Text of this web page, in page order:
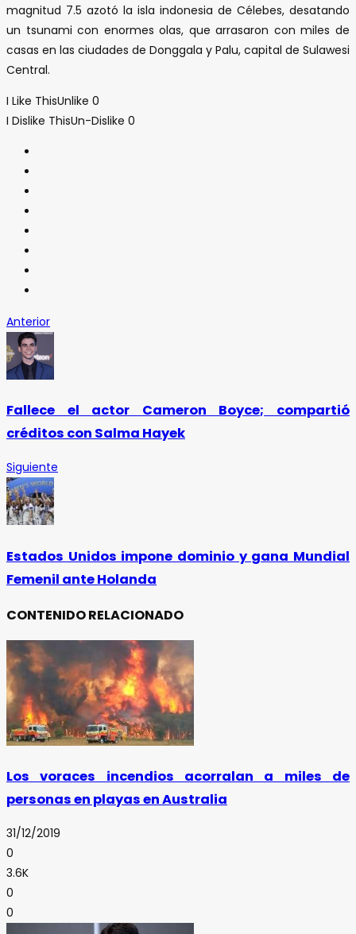
magnitud 7.5 azotó la isla indonesia de Célebes, desatando
un tsunami con enormes olas, que arrasaron con miles de
casas en las ciudades de Donggala y Palu, capital de Sulawesi
Central.
I Like ThisUnlike 0
I Dislike ThisUn-Dislike 0
Anterior
Fallece el actor Cameron Boyce; compartió
créditos con Salma Hayek
Siguiente
Estados Unidos impone dominio y gana Mundial
Femenil ante Holanda
CONTENIDO RELACIONADO
Los voraces incendios acorralan a miles de
personas en playas en Australia
31/12/2019
0
3.6K
0
0